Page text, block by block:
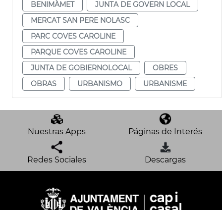
BENIMÀMET
JUNTA DE GOVERN LOCAL
MERCAT SAN PERE NOLASC
PARC COVES CAROLINE
PARQUE COVES CAROLINE
JUNTA DE GOBIERNOLOCAL
OBRES
OBRAS
URBANISMO URBANISME
Nuestras Apps Páginas de Interés
Redes Sociales Descargas